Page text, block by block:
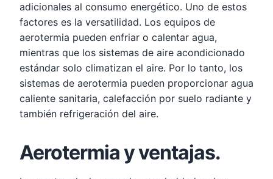
adicionales al consumo energético. Uno de estos
factores es la versatilidad. Los equipos de
aerotermia pueden enfriar o calentar agua,
mientras que los sistemas de aire acondicionado
estándar solo climatizan el aire. Por lo tanto, los
sistemas de aerotermia pueden proporcionar agua
caliente sanitaria, calefacción por suelo radiante y
también refrigeración del aire.
Aerotermia y ventajas.